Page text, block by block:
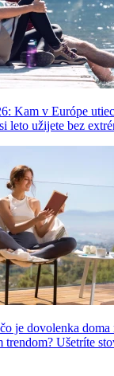
Kam v Európe
leto užijete bez
je dovolenka doma
trendom? Ušetríte